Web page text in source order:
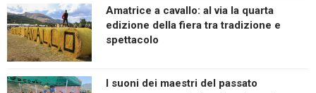
Amatrice a cavallo: al via la quarta
edizione della fiera tra tradizione e
spettacolo
I suoni dei maestri del passato